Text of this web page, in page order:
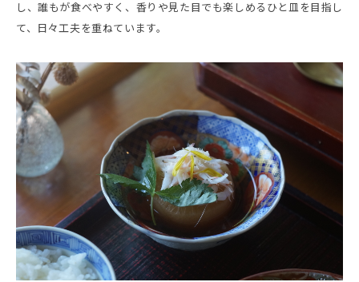
し、誰もが食べやすく、香りや見た目でも楽しめるひと皿を目指し
て、日々工夫を重ねています。